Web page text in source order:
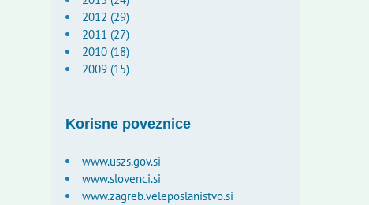
2012 (29)
2011 (27)
2010 (18)
2009 (15)
Korisne poveznice
www.uszs.gov.si
www.slovenci.si
www.zagreb.veleposlanistvo.si